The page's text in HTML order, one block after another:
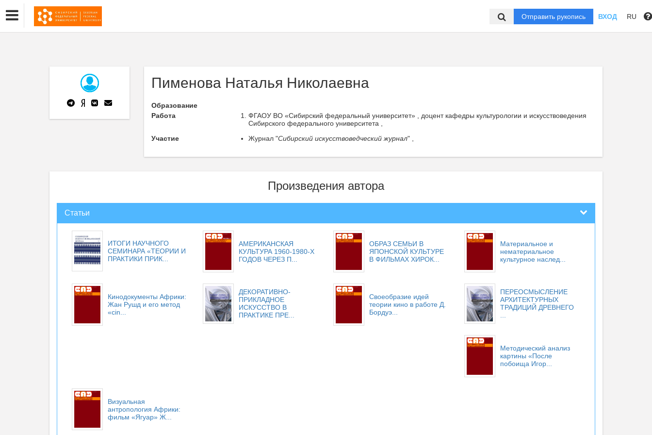
Отправить рукопись ВХОД RU
Пименова Наталья Николаевна
Образование
Работа
ФГАОУ ВО «Сибирский федеральный университет» , доцент кафедры культурологии и искусствоведения
Сибирского федерального университета ,
Участие
Журнал "Сибирский искусствоведческий журнал" ,
Произведения автора
Статьи
ИТОГИ НАУЧНОГО
СЕМИНАРА «ТЕОРИИ И
ПРАКТИКИ ПРИК...
АМЕРИКАНСКАЯ
КУЛЬТУРА 1960-1980-Х
ГОДОВ ЧЕРЕЗ П...
ОБРАЗ СЕМЬИ В
ЯПОНСКОЙ КУЛЬТУРЕ
В ФИЛЬМАХ ХИРОК...
Материальное и
нематериальное
культурное наслед...
Кинодокументы Африки:
Жан Рушд и его метод
«cin...
ДЕКОРАТИВНО-
ПРИКЛАДНОЕ
ИСКУССТВО В
ПРАКТИКЕ ПРЕ...
Своеобразие идей
теории кино в работе Д.
Бордуэ...
ПЕРЕОСМЫСЛЕНИЕ
АРХИТЕКТУРНЫХ
ТРАДИЦИЙ ДРЕВНЕГО
...
Методический анализ
картины «После
побоища Игор...
Визуальная
антропология Африки:
фильм «Ягуар» Ж...